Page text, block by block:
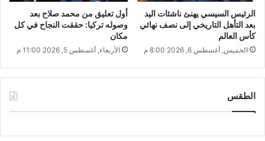
الرئيس السيسي يهنئ ناشئات اليد
بعد التأهل التاريخي إلى نصف نهائي
كأس العالم
الخميس, أغسطس 6, 2026 8:00 م
أول تعليق من محمد صلاح بعد
وصوله تركيا: حققت النجاح في كل
مكان
الأربعاء, أغسطس 5, 2026 11:00 م
الطقس